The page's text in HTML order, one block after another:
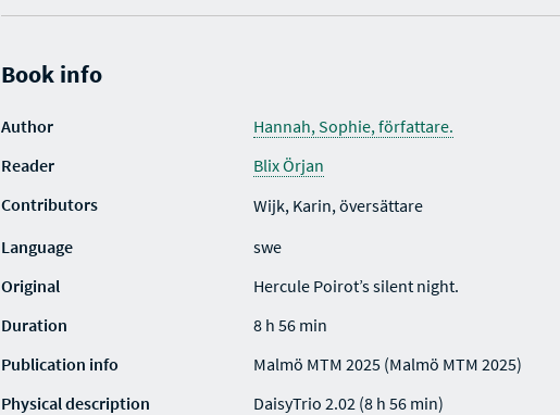
Book info
Author
Hannah, Sophie, författare.
Reader
Blix Örjan
Contributors
Wijk, Karin, översättare
Language
swe
Original
Hercule Poirot’s silent night.
Duration
8 h 56 min
Publication info
Malmö MTM 2025 (Malmö MTM 2025)
Physical description
DaisyTrio 2.02 (8 h 56 min)